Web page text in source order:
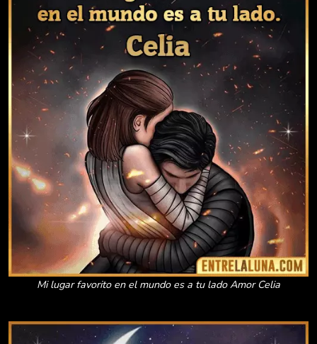
Mi lugar favorito en el mundo es a tu lado Amor Celia